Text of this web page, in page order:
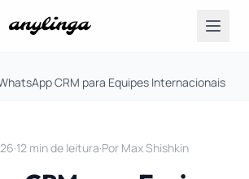
CRM para Equipes Internacionais
·12 min de leitura·Por Max Shishkin